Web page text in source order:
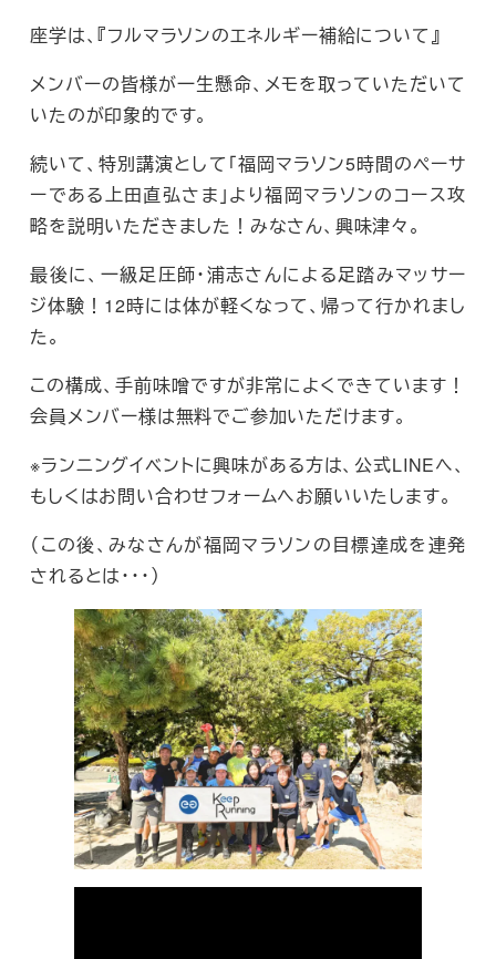
座学は、『フルマラソンのエネルギー補給について』
メンバーの皆様が一生懸命、メモを取っていただいて
いたのが印象的です。
続いて、特別講演として「福岡マラソン5時間のペーサ
ーである上田直弘さま」より福岡マラソンのコース攻
略を説明いただきました！みなさん、興味津々。
最後に、一級足圧師・浦志さんによる足踏みマッサー
ジ体験！12時には体が軽くなって、帰って行かれまし
た。
この構成、手前味噌ですが非常によくできています！
会員メンバー様は無料でご参加いただけます。
※ランニングイベントに興味がある方は、公式LINEへ、
もしくはお問い合わせフォームへお願いいたします。
（この後、みなさんが福岡マラソンの目標達成を連発
されるとは・・・）